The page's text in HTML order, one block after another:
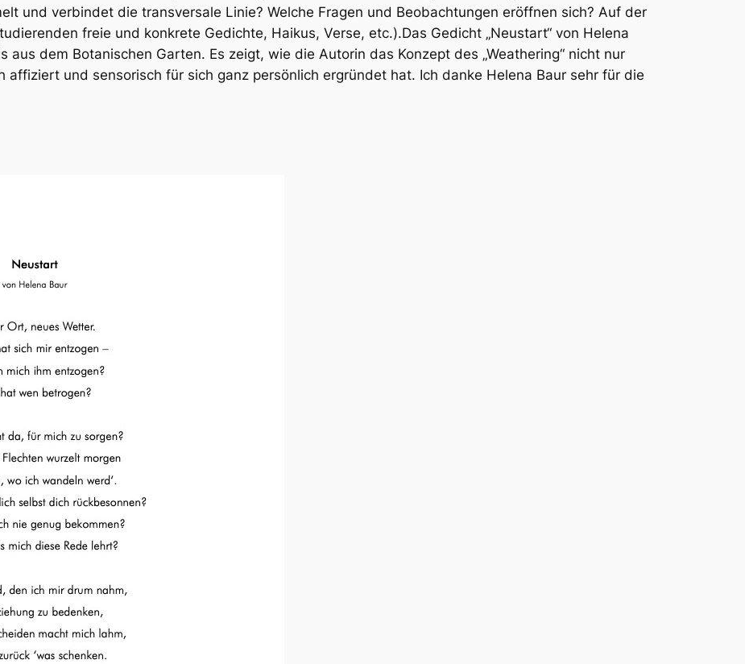
und verbindet die transversale Linie? Welche Fragen und Beobachtungen eröffnen sich? Auf der
freie und konkrete Gedichte, Haikus, Verse, etc.).Das Gedicht „Neustart“ von Helena
aus dem Botanischen Garten. Es zeigt, wie die Autorin das Konzept des „Weathering“ nicht nur
affiziert und sensorisch für sich ganz persönlich ergründet hat. Ich danke Helena Baur sehr für die